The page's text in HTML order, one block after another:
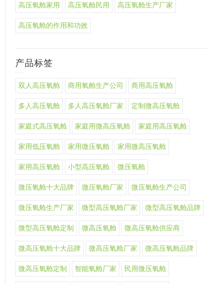
高压氧舱家用 高压氧舱民用 高压氧舱生产厂家
高压氧舱的作用和功效
产品标签
双人高压氧舱 商用氧舱生产公司 商用高压氧舱
多人高压氧舱 多人高压氧舱厂家 定制微高压氧舱
家庭式高压氧舱 家庭用微高压氧舱 家庭用高压氧舱
家用低压氧舱 家用微压氧舱 家用微高压氧舱
家用高压氧舱 小型高压氧舱 微压氧舱
微压氧舱十大品牌 微压氧舱厂家 微压氧舱生产公司
微压氧舱生产厂家 微型高压氧舱厂家 微型高压氧舱品牌
微型高压氧舱定制 微高压氧舱 微高压氧舱供应商
微高压氧舱十大品牌 微高压氧舱厂家 微高压氧舱品牌
微高压氧舱定制 智能氧舱厂家 民用微压氧舱